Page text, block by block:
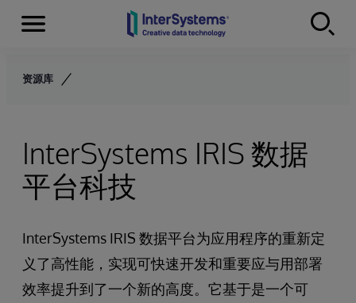
Skip to content
Menu
资源库
InterSystems IRIS 数据
平台科技
InterSystems IRIS 数据平台为应用程序的重新定
义了高性能，实现可快速开发和重要应与用部署
效率提升到了一个新的高度。它基于是一个可